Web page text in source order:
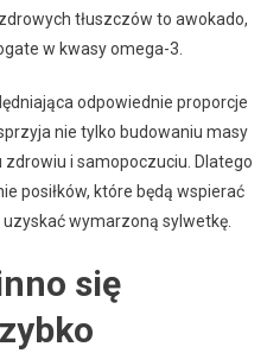
tłuszczów to awokado,
w kwasy omega-3.
odpowiednie proporcje
nie tylko budowaniu masy
i samopoczuciu. Dlatego
posiłków, które będą wspierać
wymarzoną sylwetkę.
się